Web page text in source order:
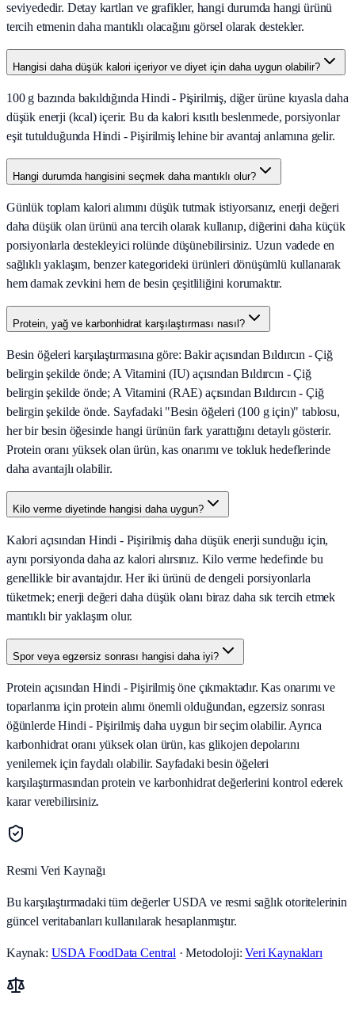
seviyededir. Detay kartları ve grafikler, hangi durumda hangi ürünü
tercih etmenin daha mantıklı olacağını görsel olarak destekler.
Hangisi daha düşük kalori içeriyor ve diyet için daha uygun olabilir?
100 g bazında bakıldığında Hindi - Pişirilmiş, diğer ürüne kıyasla daha
düşük enerji (kcal) içerir. Bu da kalori kısıtlı beslenmede, porsiyonlar
eşit tutulduğunda Hindi - Pişirilmiş lehine bir avantaj anlamına gelir.
Hangi durumda hangisini seçmek daha mantıklı olur?
Günlük toplam kalori alımını düşük tutmak istiyorsanız, enerji değeri
daha düşük olan ürünü ana tercih olarak kullanıp, diğerini daha küçük
porsiyonlarla destekleyici rolünde düşünebilirsiniz. Uzun vadede en
sağlıklı yaklaşım, benzer kategorideki ürünleri dönüşümlü kullanarak
hem damak zevkini hem de besin çeşitliliğini korumaktır.
Protein, yağ ve karbonhidrat karşılaştırması nasıl?
Besin öğeleri karşılaştırmasına göre: Bakir açısından Bıldırcın - Çiğ
belirgin şekilde önde; A Vitamini (IU) açısından Bıldırcın - Çiğ
belirgin şekilde önde; A Vitamini (RAE) açısından Bıldırcın - Çiğ
belirgin şekilde önde. Sayfadaki "Besin öğeleri (100 g için)" tablosu,
her bir besin öğesinde hangi ürünün fark yarattığını detaylı gösterir.
Protein oranı yüksek olan ürün, kas onarımı ve tokluk hedeflerinde
daha avantajlı olabilir.
Kilo verme diyetinde hangisi daha uygun?
Kalori açısından Hindi - Pişirilmiş daha düşük enerji sunduğu için,
aynı porsiyonda daha az kalori alırsınız. Kilo verme hedefinde bu
genellikle bir avantajdır. Her iki ürünü de dengeli porsiyonlarla
tüketmek; enerji değeri daha düşük olanı biraz daha sık tercih etmek
mantıklı bir yaklaşım olur.
Spor veya egzersiz sonrası hangisi daha iyi?
Protein açısından Hindi - Pişirilmiş öne çıkmaktadır. Kas onarımı ve
toparlanma için protein alımı önemli olduğundan, egzersiz sonrası
öğünlerde Hindi - Pişirilmiş daha uygun bir seçim olabilir. Ayrıca
karbonhidrat oranı yüksek olan ürün, kas glikojen depolarını
yenilemek için faydalı olabilir. Sayfadaki besin öğeleri
karşılaştırmasından protein ve karbonhidrat değerlerini kontrol ederek
karar verebilirsiniz.
Resmi Veri Kaynağı
Bu karşılaştırmadaki tüm değerler USDA ve resmi sağlık otoritelerinin
güncel veritabanları kullanılarak hesaplanmıştır.
Kaynak: USDA FoodData Central · Metodoloji:Veri Kaynakları